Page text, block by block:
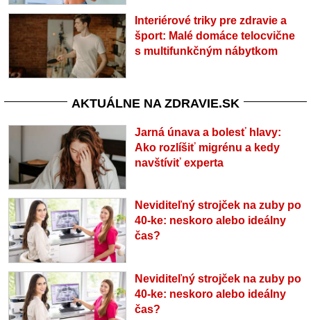
Interiérové triky pre zdravie a
šport: Malé domáce telocvične
s multifunkčným nábytkom
AKTUÁLNE NA ZDRAVIE.SK
Jarná únava a bolesť hlavy:
Ako rozlíšiť migrénu a kedy
navštíviť experta
Neviditeľný strojček na zuby po
40-ke: neskoro alebo ideálny
čas?
Neviditeľný strojček na zuby po
40-ke: neskoro alebo ideálny
čas?